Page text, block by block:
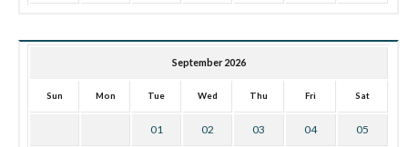
September 2026
Sun Mon Tue Wed Thu Fri Sat
01 02 03 04 05